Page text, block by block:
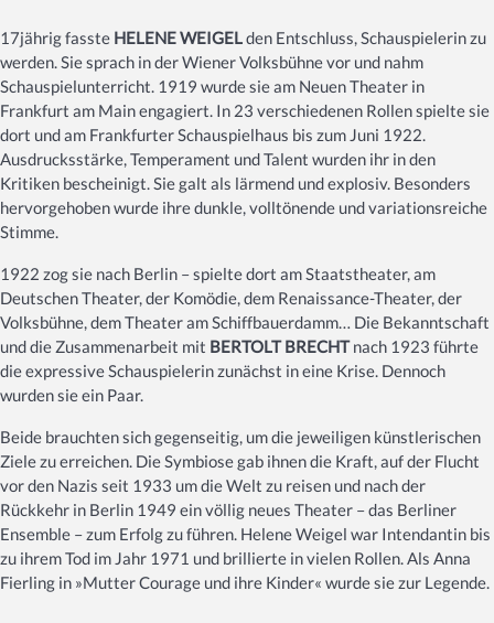
17jährig fasste HELENE WEIGELden Entschluss, Schauspielerin zu
werden. Sie sprach in der Wiener Volksbühne vor und nahm
Schauspielunterricht. 1919 wurde sie am Neuen Theater in
Frankfurt am Main engagiert. In 23 verschiedenen Rollen spielte sie
dort und am Frankfurter Schauspielhaus bis zum Juni 1922.
Ausdrucksstärke, Temperament und Talent wurden ihr in den
Kritiken bescheinigt. Sie galt als lärmend und explosiv. Besonders
hervorgehoben wurde ihre dunkle, volltönende und variationsreiche
Stimme.
1922 zog sie nach Berlin – spielte dort am Staatstheater, am
Deutschen Theater, der Komödie, dem Renaissance-Theater, der
Volksbühne, dem Theater am Schiffbauerdamm… Die Bekanntschaft
und die Zusammenarbeit mit BERTOLT BRECHTnach 1923 führte
die expressive Schauspielerin zunächst in eine Krise. Dennoch
wurden sie ein Paar.
Beide brauchten sich gegenseitig, um die jeweiligen künstlerischen
Ziele zu erreichen. Die Symbiose gab ihnen die Kraft, auf der Flucht
vor den Nazis seit 1933 um die Welt zu reisen und nach der
Rückkehr in Berlin 1949 ein völlig neues Theater – das Berliner
Ensemble – zum Erfolg zu führen. Helene Weigel war Intendantin bis
zu ihrem Tod im Jahr 1971 und brillierte in vielen Rollen. Als Anna
Fierling in »Mutter Courage und ihre Kinder« wurde sie zur Legende.